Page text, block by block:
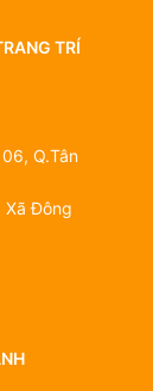
TRÍ
Q.Tân
Xã Đông